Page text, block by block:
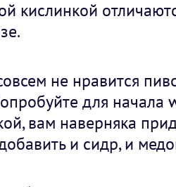
кислинкой
не нравится
для начала
вам наверняка
и сидр, и